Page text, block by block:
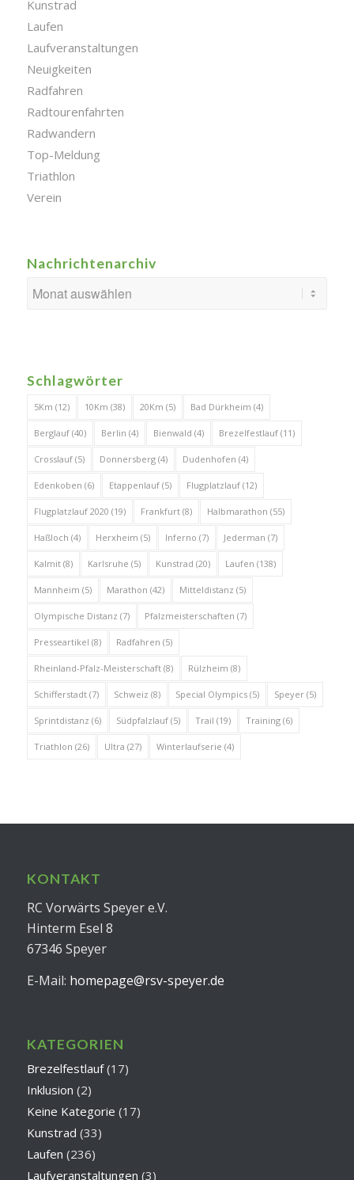
Kunstrad
Laufen
Laufveranstaltungen
Neuigkeiten
Radfahren
Radtourenfahrten
Radwandern
Top-Meldung
Triathlon
Verein
Nachrichtenarchiv
Schlagwörter
5Km (12) 10Km (38) 20Km (5) Bad Dürkheim (4)
Berglauf(40) Berlin (4) Bienwald (4) Brezelfestlauf(11)
Crosslauf(5) Donnersberg(4) Dudenhofen (4)
Edenkoben (6) Etappenlauf(5) Flugplatzlauf(12)
Flugplatzlauf 2020 (19) Frankfurt(8) Halbmarathon (55)
Haßloch (4) Herxheim (5) Inferno (7) Jederman (7)
Kalmit(8) Karlsruhe (5) Kunstrad (20) Laufen (138)
Mannheim (5) Marathon (42) Mitteldistanz (5)
Olympische Distanz (7) Pfalzmeisterschaften (7)
Presseartikel (8) Radfahren (5)
Rheinland-Pfalz-Meisterschaft(8) Rülzheim (8)
Schifferstadt(7) Schweiz (8) Special Olympics(5) Speyer(5)
Sprintdistanz (6) Südpfalzlauf(5) Trail (19) Training(6)
Triathlon (26) Ultra (27) Winterlaufserie (4)
KONTAKT
RC Vorwärts Speyer e.V.
Hinterm Esel 8
67346 Speyer
E-Mail: homepage@rsv-speyer.de
KATEGORIEN
Brezelfestlauf(17)
Inklusion (2)
Keine Kategorie (17)
Kunstrad (33)
Laufen (236)
Laufveranstaltungen (3)